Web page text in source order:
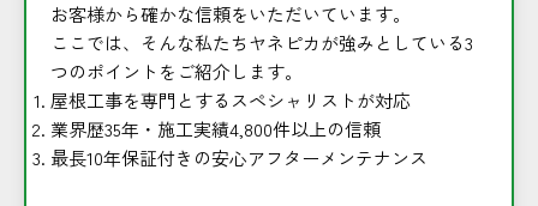
お客様から確かな信頼をいただいています。
ここでは、そんな私たちヤネピカが強みとしている3
つのポイントをご紹介します。
屋根工事を専門とするスペシャリストが対応
業界歴35年・施工実績4,800件以上の信頼
最長10年保証付きの安心アフターメンテナンス